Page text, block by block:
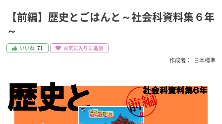
【前編】歴史とごはんと～社会科資料集６年
～
いいね 71 お気に入りに追加
作成者： 日本標準